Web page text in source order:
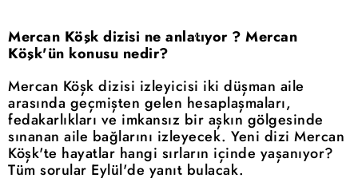
Mercan Köşk dizisi ne anlatıyor ? Mercan
Köşk'ün konusu nedir?
Mercan Köşk dizisi izleyicisi iki düşman aile
arasında geçmişten gelen hesaplaşmaları,
fedakarlıkları ve imkansız bir aşkın gölgesinde
sınanan aile bağlarını izleyecek. Yeni dizi Mercan
Köşk'te hayatlar hangi sırların içinde yaşanıyor?
Tüm sorular Eylül'de yanıt bulacak.